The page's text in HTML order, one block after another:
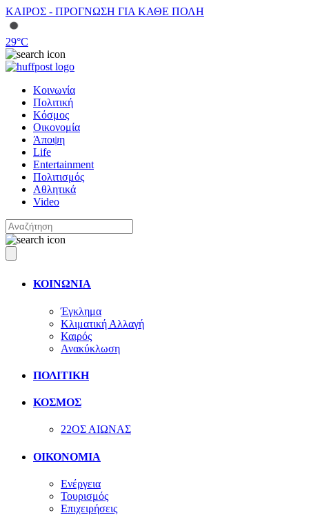
ΚΑΙΡΟΣ - ΠΡΟΓΝΩΣΗ ΓΙΑ ΚΑΘΕ ΠΟΛΗ
29°C
Κοινωνία
Πολιτική
Κόσμος
Οικονομία
Άποψη
Life
Entertainment
Πολιτισμός
Αθλητικά
Video
ΚΟΙΝΩΝΙΑ
Έγκλημα
Κλιματική Αλλαγή
Καιρός
Ανακύκλωση
ΠΟΛΙΤΙΚΗ
ΚΟΣΜΟΣ
22ΟΣ ΑΙΩΝΑΣ
ΟΙΚΟΝΟΜΙΑ
Ενέργεια
Τουρισμός
Επιχειρήσεις